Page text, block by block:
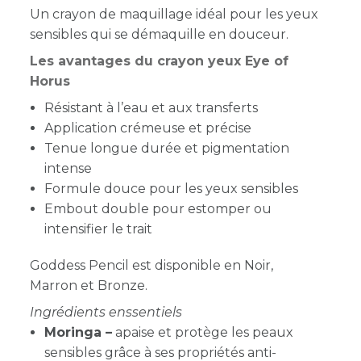
Un crayon de maquillage idéal pour les yeux
sensibles qui se démaquille en douceur.
Les avantages du crayon yeux Eye of
Horus
Résistant à l’eau et aux transferts
Application crémeuse et précise
Tenue longue durée et pigmentation
intense
Formule douce pour les yeux sensibles
Embout double pour estomper ou
intensifier le trait
Goddess Pencil est disponible en Noir,
Marron et Bronze.
Ingrédients enssentiels
Moringa – apaise et protège les peaux
sensibles grâce à ses propriétés anti-